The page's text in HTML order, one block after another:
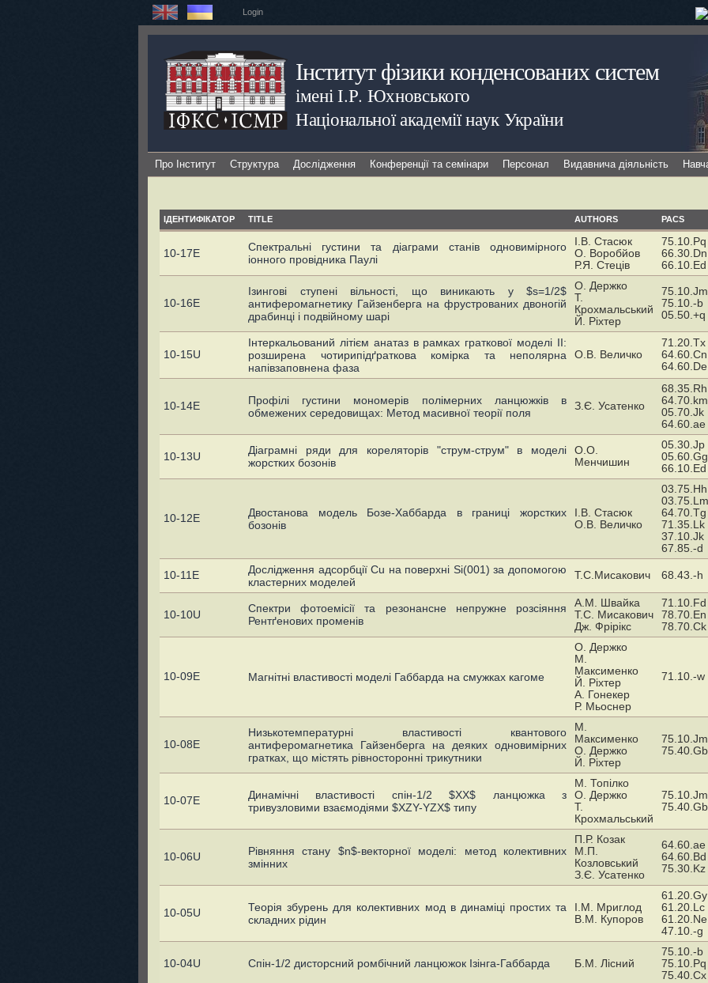
Login
Інститут фізики конденсованих систем
імені І.Р. Юхновського
Національної академії наук України
Про Інститут Структура Дослідження Конференції та семінари Персонал Видавнича діяльність
ІДЕНТИФІКАТОР TITLE AUTHORS PACS
10-17E
Спектральні густини та діаграми станів одновимірного
іонного провідника Паулі
І.В. Стасюк
О. Воробйов
Р.Я. Стеців
75.10.Pq
66.30.Dn
66.10.Ed
10-16E
Ізингові ступені вільності, що виникають у $s=1/2$
антиферомагнетику Гайзенберга на фрустрованих двоногій
драбинці і подвійному шарі
О. Держко
Т.
Крохмальський
Й. Ріхтер
75.10.Jm
75.10.-b
05.50.+q
10-15U
Інтеркальований літієм анатаз в рамках граткової моделі II:
розширена чотирипідґраткова комірка та неполярна
напівзаповнена фаза
О.В. Величко
71.20.Tx
64.60.Cn
64.60.De
10-14E
Профілі густини мономерів полімерних ланцюжків в
обмежених середовищах: Метод масивної теорії поля
З.Є. Усатенко
68.35.Rh
64.70.km
05.70.Jk
64.60.ae
10-13U
Діаграмні ряди для кореляторів "струм-струм" в моделі
жорстких бозонів
О.О.
Менчишин
05.30.Jp
05.60.Gg
66.10.Ed
10-12E
Двостанова модель Бозе-Хаббарда в границі жорстких
бозонів
І.В. Стасюк
О.В. Величко
03.75.Hh
03.75.Lm
64.70.Tg
71.35.Lk
37.10.Jk
67.85.-d
10-11E
Дослідження адсорбції Cu на поверхні Si(001) за допомогою
кластерних моделей
Т.С.Мисакович 68.43.-h
10-10U
Спектри фотоемісії та резонансне непружне розсіяння
Рентґенових променів
А.М. Швайка
Т.С. Мисакович
Дж. Фрірікс
71.10.Fd
78.70.En
78.70.Ck
10-09E Магнітні властивості моделі Габбарда на смужках кагоме
О. Держко
М.
Максименко
Й. Ріхтер
А. Гонекер
Р. Мьоснер
71.10.-w
10-08E
Низькотемпературні властивості квантового
антиферомагнетика Гайзенберга на деяких одновимірних
гратках, що містять рівносторонні трикутники
М.
Максименко
О. Держко
Й. Ріхтер
75.10.Jm
75.40.Gb
10-07E
Динамічні властивості спін-1/2 $XX$ ланцюжка з
тривузловими взаємодіями $XZY-YZX$ типу
М. Топілко
О. Держко
Т.
Крохмальський
75.10.Jm
75.40.Gb
10-06U
Рівняння стану $n$-векторної моделі: метод колективних
змінних
П.Р. Козак
М.П.
Козловський
З.Є. Усатенко
64.60.ae
64.60.Bd
75.30.Kz
10-05U
Теорія збурень для колективних мод в динаміці простих та
складних рідин
І.М. Мриглод
В.М. Купоров
61.20.Gy
61.20.Lc
61.20.Ne
47.10.-g
10-04U Спін-1/2 дисторсний ромбічний ланцюжок Ізінга-Габбарда Б.М. Лісний
75.10.-b
75.10.Pq
75.40.Cx